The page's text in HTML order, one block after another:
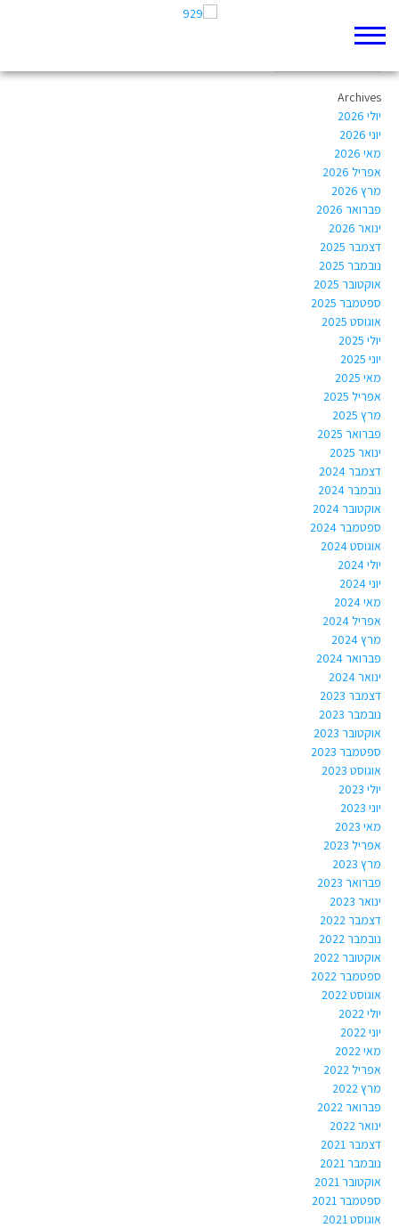
Author Archives: yachine@gmail.com
Archives
יולי 2026
יוני 2026
מאי 2026
אפריל 2026
מרץ 2026
פברואר 2026
ינואר 2026
דצמבר 2025
נובמבר 2025
אוקטובר 2025
ספטמבר 2025
אוגוסט 2025
יולי 2025
יוני 2025
מאי 2025
אפריל 2025
מרץ 2025
פברואר 2025
ינואר 2025
דצמבר 2024
נובמבר 2024
אוקטובר 2024
ספטמבר 2024
אוגוסט 2024
יולי 2024
יוני 2024
מאי 2024
אפריל 2024
מרץ 2024
פברואר 2024
ינואר 2024
דצמבר 2023
נובמבר 2023
אוקטובר 2023
ספטמבר 2023
אוגוסט 2023
יולי 2023
יוני 2023
מאי 2023
אפריל 2023
מרץ 2023
פברואר 2023
ינואר 2023
דצמבר 2022
נובמבר 2022
אוקטובר 2022
ספטמבר 2022
אוגוסט 2022
יולי 2022
יוני 2022
מאי 2022
אפריל 2022
מרץ 2022
פברואר 2022
ינואר 2022
דצמבר 2021
נובמבר 2021
אוקטובר 2021
ספטמבר 2021
אוגוסט 2021